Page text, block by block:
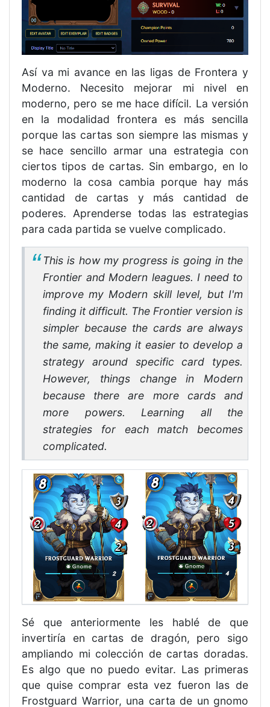
Así va mi avance en las ligas de Frontera y
Moderno. Necesito mejorar mi nivel en
moderno, pero se me hace difícil. La versión
en la modalidad frontera es más sencilla
porque las cartas son siempre las mismas y
se hace sencillo armar una estrategia con
ciertos tipos de cartas. Sin embargo, en lo
moderno la cosa cambia porque hay más
cantidad de cartas y más cantidad de
poderes. Aprenderse todas las estrategias
para cada partida se vuelve complicado.
This is how my progress is going in the
Frontier and Modern leagues. I need to
improve my Modern skill level, but I'm
finding it difficult. The Frontier version is
simpler because the cards are always
the same, making it easier to develop a
strategy around specific card types.
However, things change in Modern
because there are more cards and
more powers. Learning all the
strategies for each match becomes
complicated.
Sé que anteriormente les hablé de que
invertiría en cartas de dragón, pero sigo
ampliando mi colección de cartas doradas.
Es algo que no puedo evitar. Las primeras
que quise comprar esta vez fueron las de
Frostguard Warrior, una carta de un gnomo